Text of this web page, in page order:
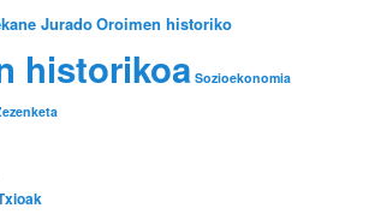
JuradoOroimen historiko
historikoa Sozioekonomia